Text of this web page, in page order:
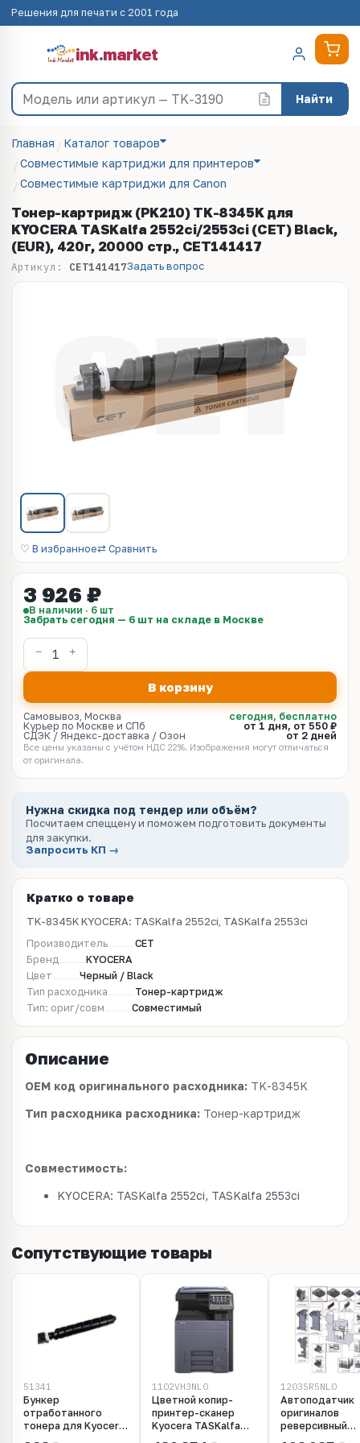
Решения для печати с 2001 года
ink.market
Найти
Главная
Каталог товаров
Совместимые картриджи для принтеров
Совместимые картриджи для Canon
Тонер-картридж (PK210) TK-8345K для
KYOCERA TASKalfa 2552ci/2553ci (CET) Black,
(EUR), 420г, 20000 стр., CET141417
Артикул: CET141417Задать вопрос
♡ В избранное⇄ Сравнить
3 926 ₽
В наличии · 6 шт
Забрать сегодня — 6 шт на складе в Москве
В корзину
Самовывоз, Москва
сегодня, бесплатно
Курьер по Москве и СПб
от 1 дня, от 550 ₽
СДЭК / Яндекс-доставка / Озон
от 2 дней
Все цены указаны с учётом НДС 22%. Изображения могут отличаться
от оригинала.
Нужна скидка под тендер или объём?
Посчитаем спеццену и поможем подготовить документы
для закупки.
Запросить КП →
Кратко о товаре
TK-8345K KYOCERA: TASKalfa 2552ci, TASKalfa 2553ci
Производитель
CET
Бренд
KYOCERA
Цвет
Черный / Black
Тип расходника
Тонер-картридж
Тип: ориг/совм
Совместимый
Описание
OEM код оригинального расходника: TK-8345K
Тип расходника расходника: Тонер-картридж
Совместимость:
KYOCERA: TASKalfa 2552ci, TASKalfa 2553ci
Сопутствующие товары
51341
Бункер
отработанного
тонера для Kyocera
1102VH3NL0
Цветной копир-
принтер-сканер
Kyocera TASKalfa
1203SR5NL0
Автоподатчик
оригиналов
реверсивный